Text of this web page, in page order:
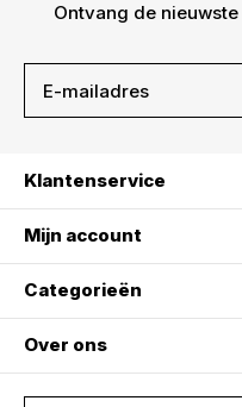
Ontvang de
Klantenservice
Mijn account
Categorieën
Over ons